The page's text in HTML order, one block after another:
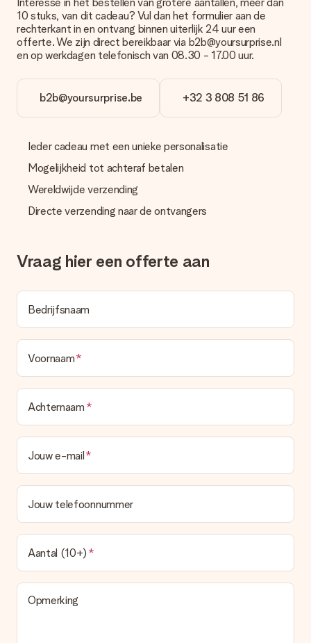
Betalen
Hoe kan ik mijn bestelling betalen?
Wij bieden de volgende betaalmethodes aan: iDeal, Paypal,
creditcard of handmatige overboeking. Hou bij handmatige
Cadeau ontvangen
We vinden het erg vervelend als je cadeau niet naar wens is
geleverd. Je kunt hiervoor contact opnemen met onze
klantenservice, zij helpen je graag bij het vinden van een
passende oplossing.
Wordt de factuur met de bestelling meegestuurd?
deze ook altijd terugvinden in jouw MySurprise. Je kunt dus
gerust het cadeau gelijk bij de ontvanger laten afleveren, zo is
10 stuks, van dit cadeau? Vul dan het formulier aan de
rechterkant in en ontvang binnen uiterlijk 24 uur een
offerte. We zijn direct bereikbaar via b2b@yoursurprise.nl
en op werkdagen telefonisch van 08.30 - 17.00 uur.
b2b@yoursurprise.be +32 3 808 51 86
Ieder cadeau met een unieke personalisatie
Mogelijkheid tot achteraf betalen
Wereldwijde verzending
Directe verzending naar de ontvangers
Vraag hier een offerte aan
Bedrijfsnaam
Voornaam
Achternaam
Jouw e-mail
Jouw telefoonnummer
Aantal (10+)
Opmerking